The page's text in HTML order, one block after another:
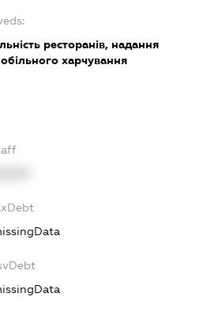
ресторанів, надання
харчування